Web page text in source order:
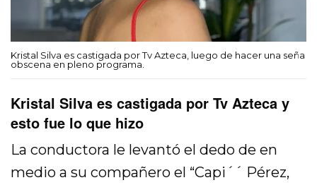
Kristal Silva es castigada por Tv Azteca, luego de hacer una seña
obscena en pleno programa.
Kristal Silva es castigada por Tv Azteca y
esto fue lo que hizo
La conductora le levantó el dedo de en
medio a su compañero el “Capi´´ Pérez,